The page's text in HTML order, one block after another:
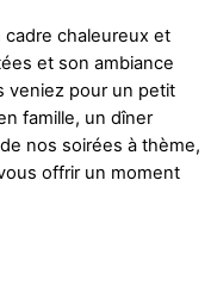
chaleureux et
et son ambiance
veniez pour un petit
famille, un dîner
nos soirées à thème,
offrir un moment